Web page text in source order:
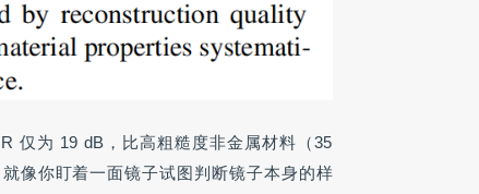
仅为 19 dB，比高粗糙度非金属材料（35
像你盯着一面镜子试图判断镜子本身的样